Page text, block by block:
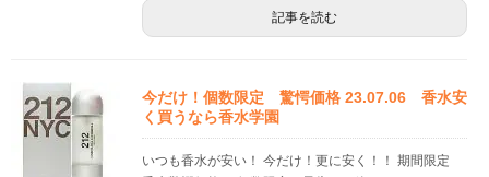
記事を読む
今だけ！個数限定 驚愕価格 23.07.06 香水安
く買うなら香水学園
いつも香水が安い！ 今だけ！更に安く！！ 期間限定